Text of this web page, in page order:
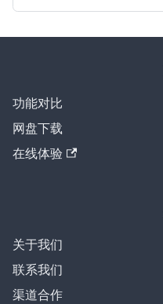
功能对比
网盘下载
在线体验
关于我们
联系我们
渠道合作